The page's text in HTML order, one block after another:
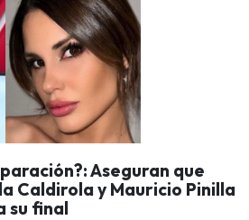
Aseguran que
Caldirola y Mauricio Pinilla
su final